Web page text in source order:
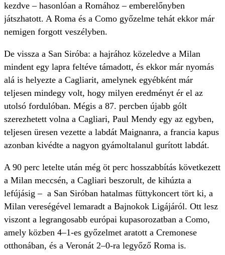
kezdve – hasonlóan a Romához – emberelőnyben
játszhatott. A Roma és a Como győzelme tehát ekkor már
nemigen forgott veszélyben.
De vissza a San Siróba: a hajrához közeledve a Milan
mindent egy lapra feltéve támadott, és ekkor már nyomás
alá is helyezte a Cagliarit, amelynek egyébként már
teljesen mindegy volt, hogy milyen eredményt ér el az
utolsó fordulóban. Mégis a 87. percben újabb gólt
szerezhetett volna a Cagliari, Paul Mendy egy az egyben,
teljesen üresen vezette a labdát Maignanra, a francia kapus
azonban kivédte a nagyon gyámoltalanul gurított labdát.
A 90 perc letelte után még öt perc hosszabbítás következett
a Milan meccsén, a Cagliari beszorult, de kihúzta a
lefújásig – a San Siróban hatalmas füttykoncert tört ki, a
Milan vereségével lemaradt a Bajnokok Ligájáról. Ott lesz
viszont a legrangosabb európai kupasorozatban a Como,
amely közben 4–1-es győzelmet aratott a Cremonese
otthonában, és a Veronát 2–0-ra legyőző Roma is.